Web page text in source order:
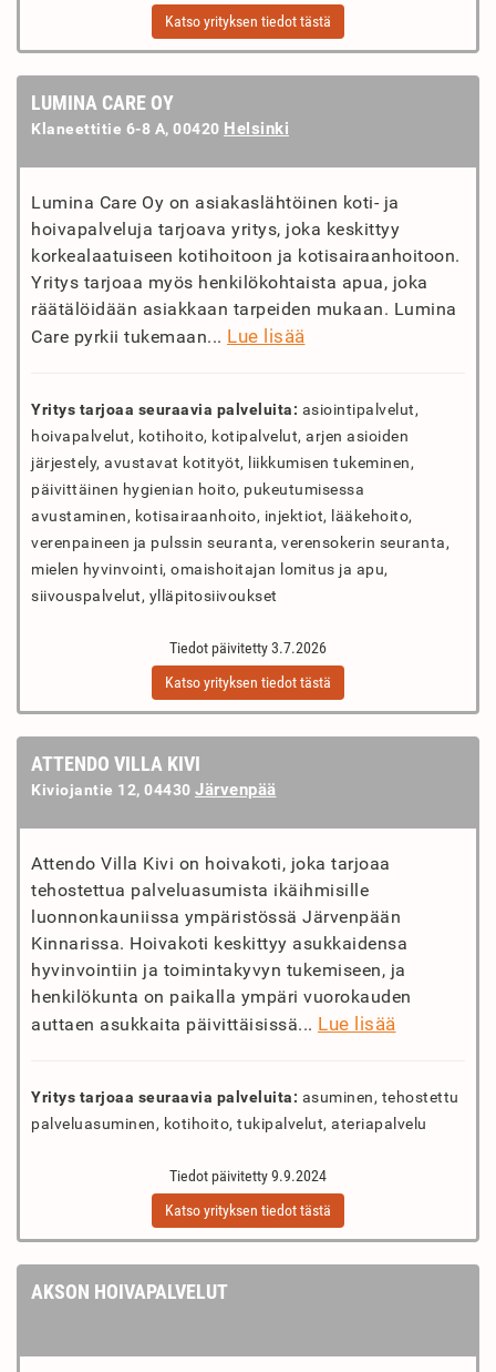
Katso yrityksen tiedot tästä
LUMINA CARE OY
Klaneettitie 6-8 A, 00420 Helsinki
Lumina Care Oy on asiakaslähtöinen koti- ja
hoivapalveluja tarjoava yritys, joka keskittyy
korkealaatuiseen kotihoitoon ja kotisairaanhoitoon.
Yritys tarjoaa myös henkilökohtaista apua, joka
räätälöidään asiakkaan tarpeiden mukaan. Lumina
Care pyrkii tukemaan... Lue lisää
Yritys tarjoaa seuraavia palveluita: asiointipalvelut,
hoivapalvelut, kotihoito, kotipalvelut, arjen asioiden
järjestely, avustavat kotityöt, liikkumisen tukeminen,
päivittäinen hygienian hoito, pukeutumisessa
avustaminen, kotisairaanhoito, injektiot, lääkehoito,
verenpaineen ja pulssin seuranta, verensokerin seuranta,
mielen hyvinvointi, omaishoitajan lomitus ja apu,
siivouspalvelut, ylläpitosiivoukset
Tiedot päivitetty 3.7.2026
Katso yrityksen tiedot tästä
ATTENDO VILLA KIVI
Kiviojantie 12, 04430 Järvenpää
Attendo Villa Kivi on hoivakoti, joka tarjoaa
tehostettua palveluasumista ikäihmisille
luonnonkauniissa ympäristössä Järvenpään
Kinnarissa. Hoivakoti keskittyy asukkaidensa
hyvinvointiin ja toimintakyvyn tukemiseen, ja
henkilökunta on paikalla ympäri vuorokauden
auttaen asukkaita päivittäisissä... Lue lisää
Yritys tarjoaa seuraavia palveluita: asuminen, tehostettu
palveluasuminen, kotihoito, tukipalvelut, ateriapalvelu
Tiedot päivitetty 9.9.2024
Katso yrityksen tiedot tästä
AKSON HOIVAPALVELUT